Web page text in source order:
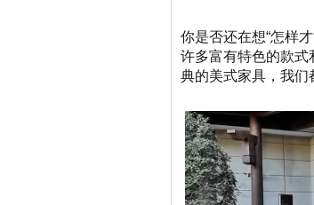
你是否还在想“怎样
许多富有特色的款式
典的美式家具，我们